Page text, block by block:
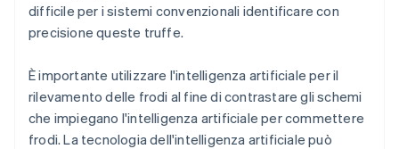
difficile per i sistemi convenzionali identificare con
precisione queste truffe.
È importante utilizzare l'intelligenza artificiale per il
rilevamento delle frodi al fine di contrastare gli schemi
che impiegano l'intelligenza artificiale per commettere
frodi. La tecnologia dell'intelligenza artificiale può